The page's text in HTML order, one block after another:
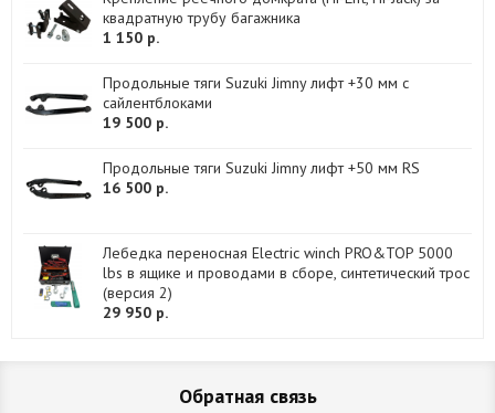
квадратную трубу багажника
1 150 р.
Продольные тяги Suzuki Jimny лифт +30 мм с
сайлентблоками
19 500 р.
Продольные тяги Suzuki Jimny лифт +50 мм RS
16 500 р.
Лебедка переносная Electric winch PRO&TOP 5000
lbs в ящике и проводами в сборе, синтетический трос
(версия 2)
29 950 р.
Обратная связь